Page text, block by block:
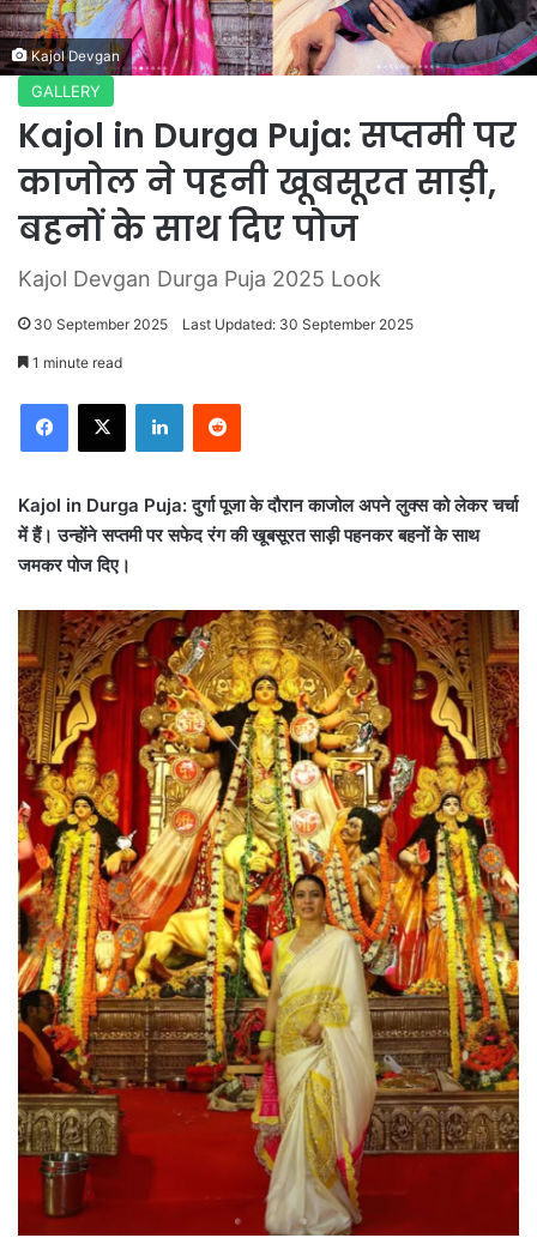
Kajol Devgan
GALLERY
Kajol in Durga Puja: सप्तमी पर
काजोल ने पहनी खूबसूरत साड़ी,
बहनों के साथ दिए पोज
Kajol Devgan Durga Puja 2025 Look
30 September 2025 Last Updated: 30 September 2025
1 minute read
LinkedInReddit
Kajol in Durga Puja: दुर्गा पूजा के दौरान काजोल अपने लुक्स को लेकर चर्चा
में हैं। उन्होंने सप्तमी पर सफेद रंग की खूबसूरत साड़ी पहनकर बहनों के साथ
जमकर पोज दिए।